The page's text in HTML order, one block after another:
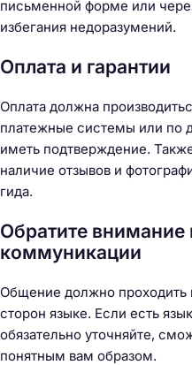
письменной форме или
избегания недоразумений.
Оплата и гарантии
Оплата должна
платежные системы или по
иметь подтверждение.
наличие отзывов и
гида.
Обратите внимание
коммуникации
Общение должно проходить
сторон языке. Если есть
обязательно уточняйте,
понятным вам образом.